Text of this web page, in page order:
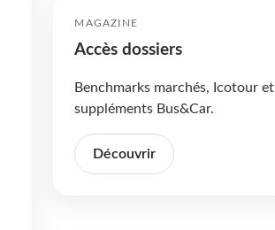
MAGAZINE
Accès dossiers
Benchmarks marchés, Icotour et
suppléments Bus&Car.
Découvrir